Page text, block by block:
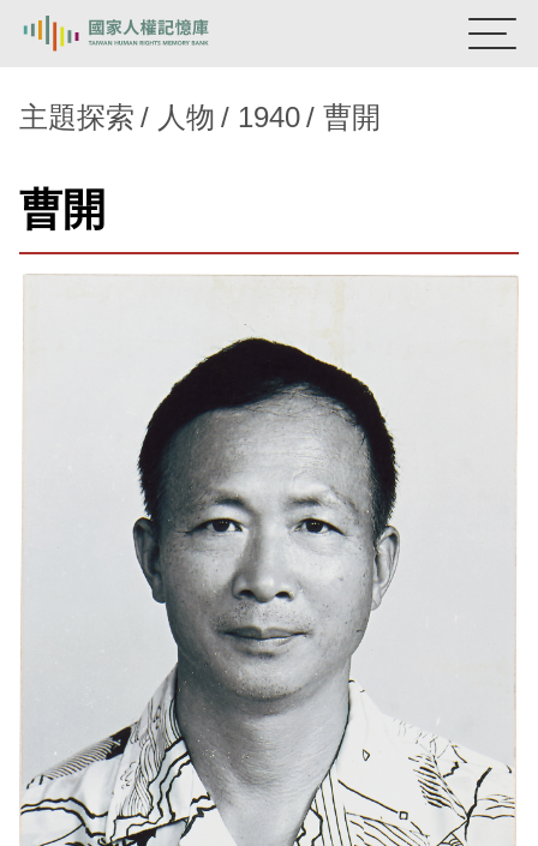
新生訓導處
主題探索
主題探索 人物 1940 曹開
曹開